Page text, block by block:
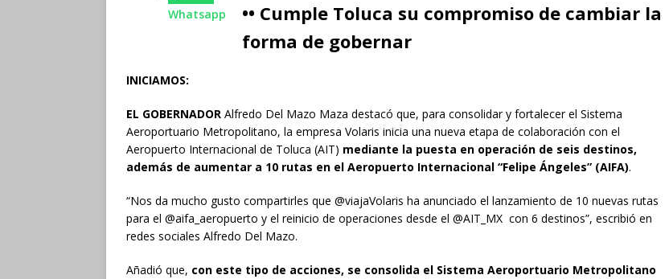
Whatsapp
•• Cumple Toluca su compromiso de cambiar la
forma de gobernar
INICIAMOS:
EL GOBERNADOR Alfredo Del Mazo Maza destacó que, para consolidar y fortalecer el Sistema
Aeroportuario Metropolitano, la empresa Volaris inicia una nueva etapa de colaboración con el
Aeropuerto Internacional de Toluca (AIT) mediante la puesta en operación de seis destinos,
además de aumentar a 10 rutas en el Aeropuerto Internacional “Felipe Ángeles” (AIFA).
“Nos da mucho gusto compartirles que @viajaVolaris ha anunciado el lanzamiento de 10 nuevas rutas
para el @aifa_aeropuerto y el reinicio de operaciones desde el @AIT_MX con 6 destinos”, escribió en
redes sociales Alfredo Del Mazo.
Añadió que, con este tipo de acciones, se consolida el Sistema Aeroportuario Metropolitano